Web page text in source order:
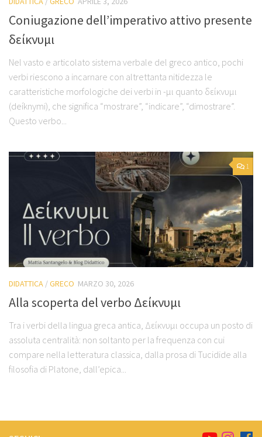
Coniugazione dell’imperativo attivo presente
δείκνυμι
Nel vasto e articolato sistema verbale del greco antico, pochi
verbi riescono a incarnare con altrettanta nitidezza le
caratteristiche morfologiche dei verbi in -μι quanto δείκνυμι
(deíknymi), che significa “mostrare”, “indicare”, “dimostrare”.
Questo verbo...
1
DIDATTICA /GRECO MARZO 30, 2026
Alla scoperta del verbo Δείκνυμι
Tra i verbi della lingua greca antica, Δείκνυμι occupa un posto di
assoluta centralità: non soltanto per la frequenza con cui
compare nella letteratura classica, dalla prosa di Tucidide alla
filosofia di Platone, dall’epica...